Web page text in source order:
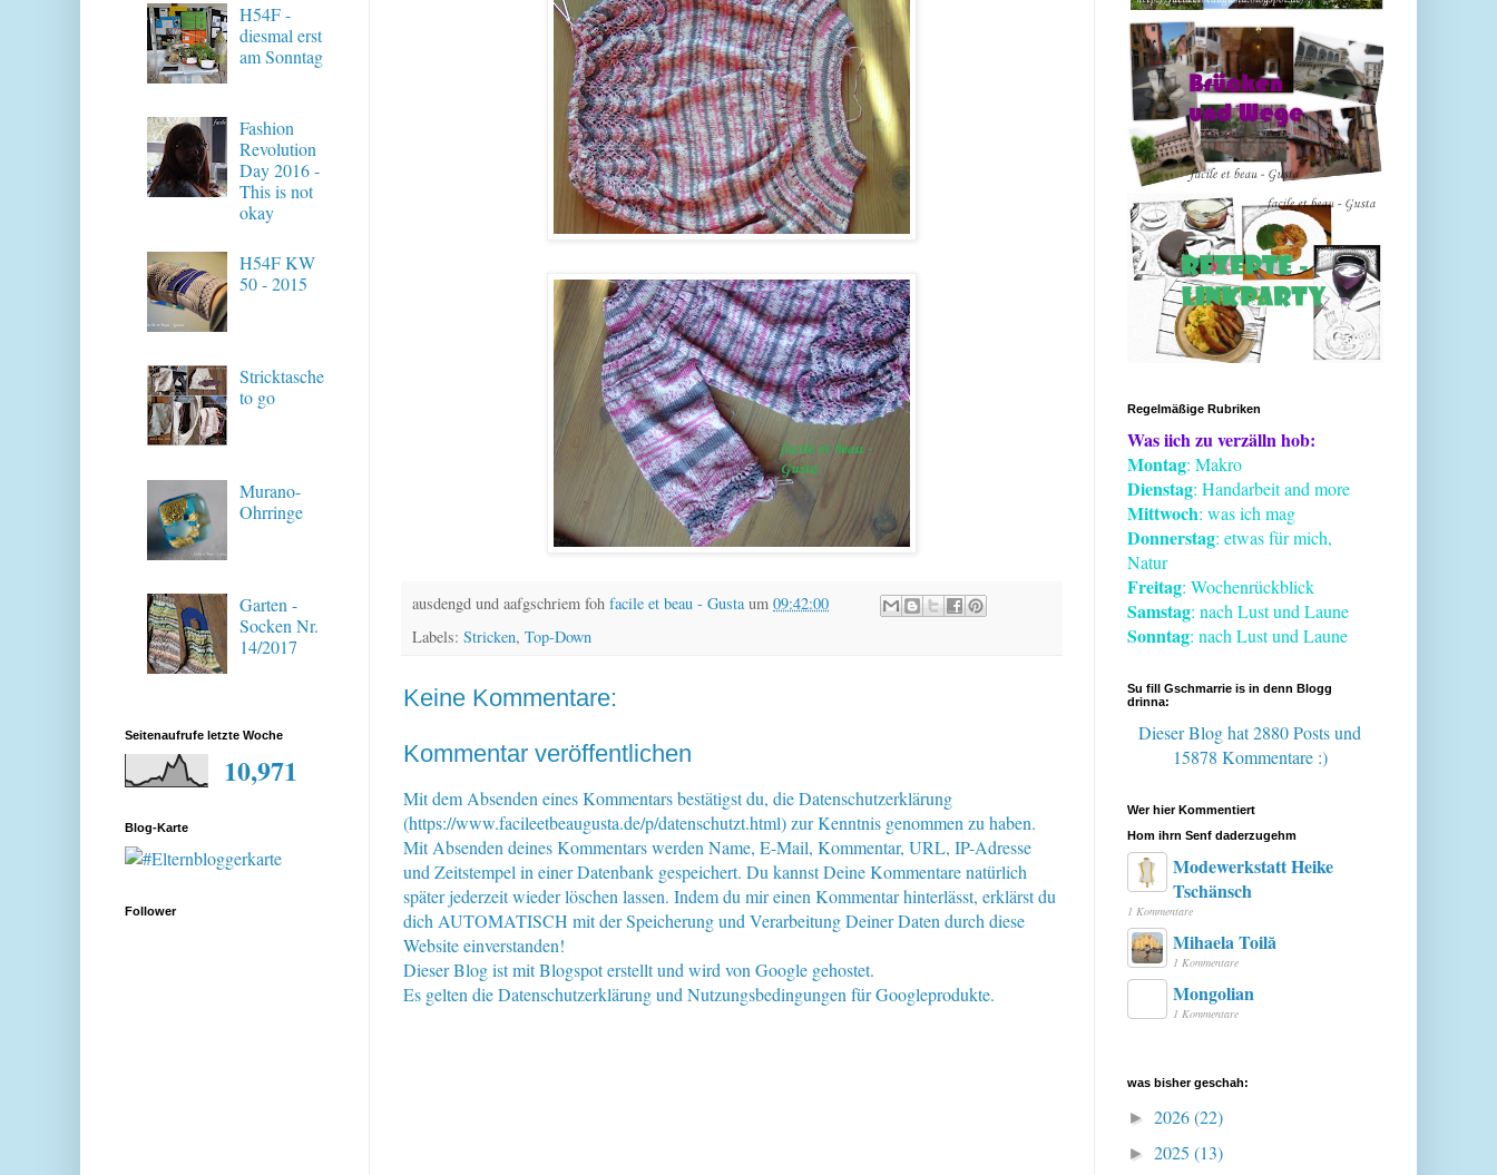
ausdengd und aafgschriem foh facile et beau - Gusta um 09:42:00
Labels: Stricken, Top-Down
Keine Kommentare:
Kommentar veröffentlichen
Mit dem Absenden eines Kommentars bestätigst du, die Datenschutzerklärung
(https://www.facileetbeaugusta.de/p/datenschutzt.html) zur Kenntnis genommen zu haben.
Mit Absenden deines Kommentars werden Name, E-Mail, Kommentar, URL, IP-Adresse
und Zeitstempel in einer Datenbank gespeichert. Du kannst Deine Kommentare natürlich
später jederzeit wieder löschen lassen. Indem du mir einen Kommentar hinterlässt, erklärst du
dich AUTOMATISCH mit der Speicherung und Verarbeitung Deiner Daten durch diese
Website einverstanden!
Dieser Blog ist mit Blogspot erstellt und wird von Google gehostet.
Es gelten die Datenschutzerklärung und Nutzungsbedingungen für Googleprodukte.
H54F -
diesmal erst
am Sonntag
Fashion
Revolution
Day 2016 -
This is not
okay
H54F KW
50 - 2015
Stricktasche
to go
Murano-
Ohrringe
Garten -
Socken Nr.
14/2017
Seitenaufrufe letzte Woche
10,971
Blog-Karte
Follower
Regelmäßige Rubriken
Was iich zu verzälln hob:
Montag: Makro
Dienstag: Handarbeit and more
Mittwoch: was ich mag
Donnerstag: etwas für mich,
Natur
Freitag: Wochenrückblick
Samstag: nach Lust und Laune
Sonntag: nach Lust und Laune
Su fill Gschmarrie is in denn Blogg
drinna:
Dieser Blog hat 2880 Postsund
15878 Kommentare :)
Wer hier Kommentiert
Hom ihrn Senf daderzugehm
Modewerkstatt Heike
Tschänsch
1 Kommentare
Mihaela Toilă
1 Kommentare
Mongolian
1 Kommentare
was bisher geschah:
► 2026(22)
► 2025 (13)